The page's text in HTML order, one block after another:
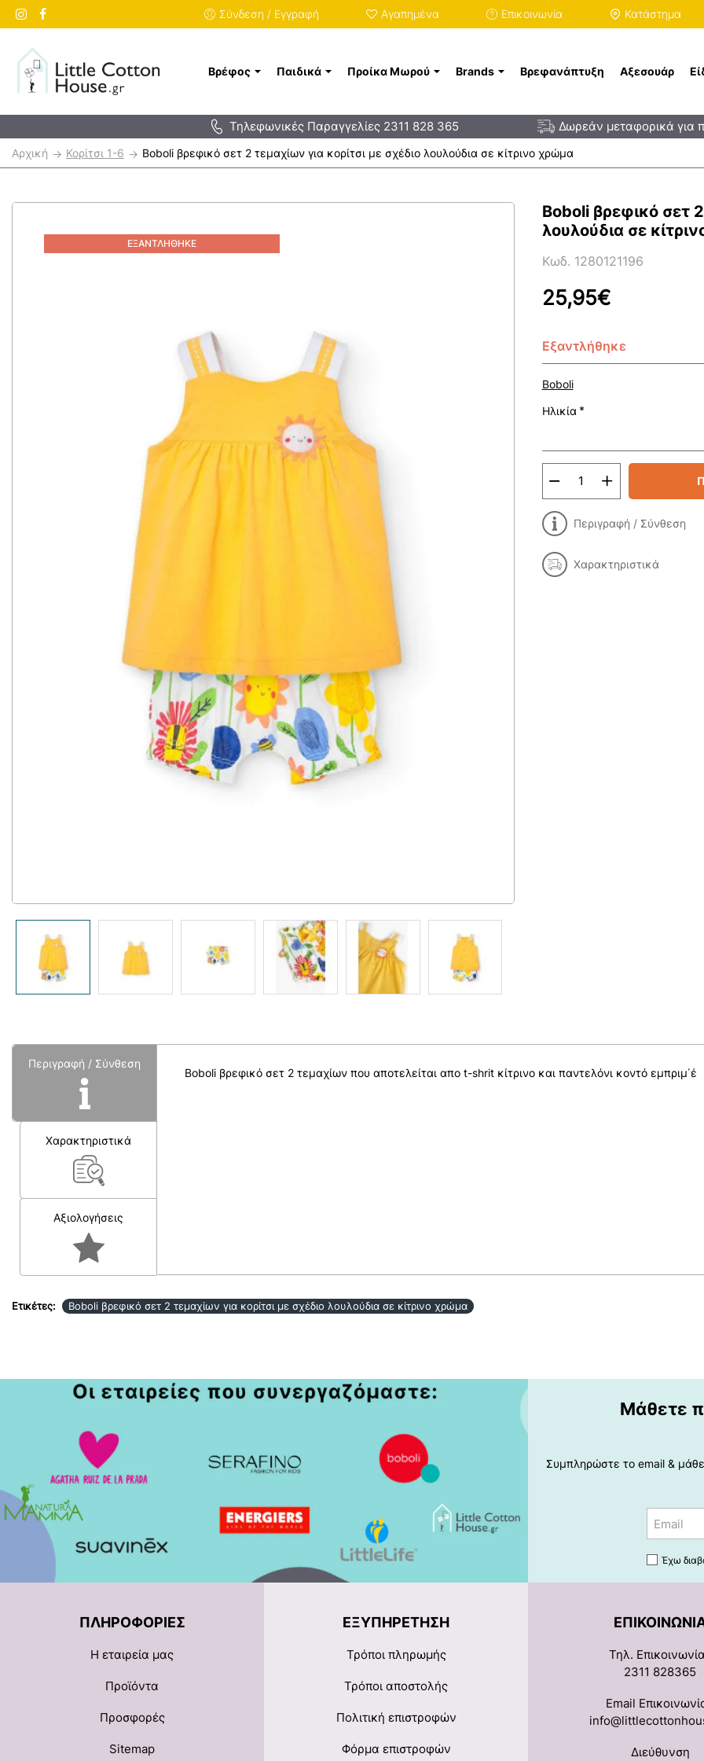
Σύνδεση / Εγγραφή Αγαπημένα Επικοινωνία Κατάστημα
Βρέφος Παιδικά Προίκα Μωρού Brands Βρεφανάπτυξη Αξεσουάρ
Τηλεφωνικές Παραγγελίες 2311 828 365 Δωρεάν μεταφορικά για
h
o
e
Κορίτσι 1-6 Boboli βρεφικό σετ 2 τεμαχίων για κορίτσι με σχέδιο λουλούδια σε κίτρινο χρώμα
ΕΞΑΝΤΛΉΘΗΚΕ
Boboli βρεφικό σετ
λουλούδια σε
Κωδ. 1280121196
25,95€
Εξαντλήθηκε
Boboli
Ηλικία
Περιγραφή / Σύνθεση
Χαρακτηριστικά
Περιγραφή / Σύνθεση
Χαρακτηριστικά
Αξιολογήσεις
Boboli βρεφικό σετ 2 τεμαχίων που αποτελείται απο t-shrit κίτρινο και παντελόνι κοντό εμπριμ΄έ
Ετικέτες: Boboli βρεφικό σετ 2 τεμαχίων για κορίτσι με σχέδιο λουλούδια σε κίτρινο χρώμα
Μάθετε
Συμπληρώστε το email &
Έχω
ΠΛΗΡΟΦΟΡΊΕΣ
Η εταιρεία μας
Προϊόντα
Προσφορές
Sitemap
ΕΞΥΠΗΡΈΤΗΣΗ
Τρόποι πληρωμής
Τρόποι αποστολής
Πολιτική επιστροφών
Φόρμα επιστροφών
Τηλ.
2311 828365
Email
Διεύθυνση